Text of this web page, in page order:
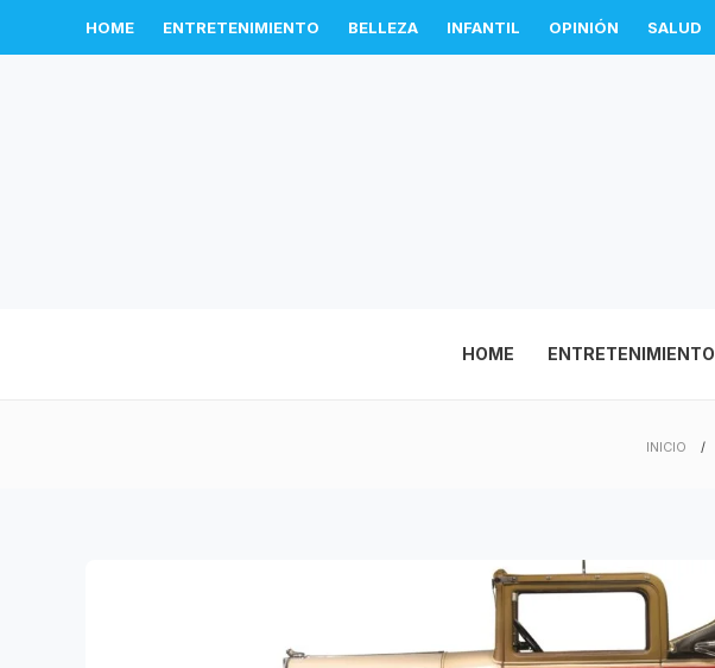
HOME ENTRETENIMIENTO BELLEZA INFANTIL OPINIÓN SALUD
HOME ENTRETENIMIENTO
INICIO